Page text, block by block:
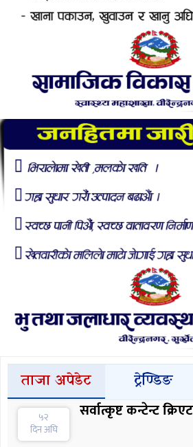
ताजा अपेडेट ट्रेण्डिङ
५२
दिन अघि
सर्वात्कृष्ट कन्टेन्ट